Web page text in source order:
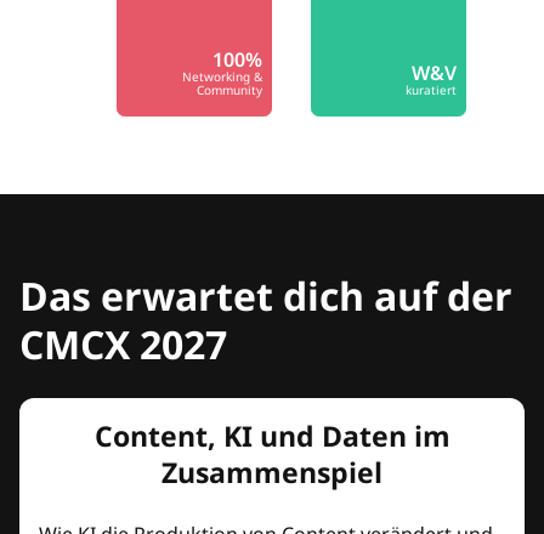
100%
Networking &
Community
W&V
kuratiert
Das erwartet dich auf der
CMCX 2027
Content, KI und Daten im
Zusammenspiel